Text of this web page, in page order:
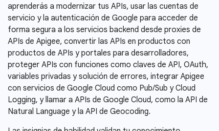
aprenderás a modernizar tus APIs, usar las cuentas de
servicio y la autenticación de Google para acceder de
forma segura a los servicios backend desde proxies de
APIs de Apigee, convertir las APIs en productos con
productos de APIs y portales para desarrolladores,
proteger APIs con funciones como claves de API, OAuth,
variables privadas y solución de errores, integrar Apigee
con servicios de Google Cloud como Pub/Sub y Cloud
Logging, y llamar a APIs de Google Cloud, como la API de
Natural Language y la API de Geocoding.